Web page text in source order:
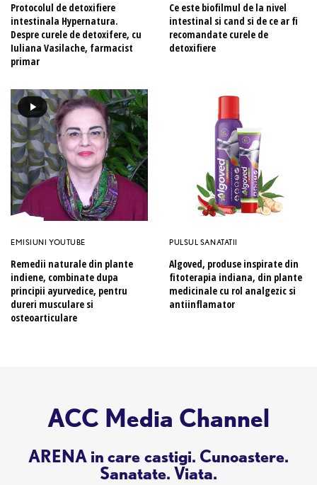
Protocolul de detoxifiere
intestinala Hypernatura.
Despre curele de detoxifere, cu
Iuliana Vasilache, farmacist
primar
Ce este biofilmul de la nivel
intestinal si cand si de ce ar fi
recomandate curele de
detoxifiere
EMISIUNI YOUTUBE
Remedii naturale din plante
indiene, combinate dupa
principii ayurvedice, pentru
dureri musculare si
osteoarticulare
PULSUL SANATATII
Algoved, produse inspirate din
fitoterapia indiana, din plante
medicinale cu rol analgezic si
antiinflamator
ACC Media Channel
ARENA in care castigi. Cunoastere.
Sanatate. Viata.